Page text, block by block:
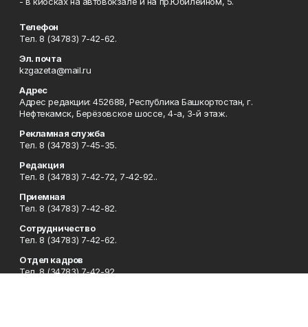
Телефон
Тел. 8 (34783) 7-42-62.
Эл. почта
kzgazeta@mail.ru
Адрес
Адрес редакции: 452688, Республика Башкортостан, г.
Нефтекамск, Берёзовское шоссе, 4-а, 3-й этаж.
Рекламная служба
Тел. 8 (34783) 7-45-35.
Редакция
Тел. 8 (34783) 7-42-72, 7-42-92..
Приемная
Тел. 8 (34783) 7-42-82.
Сотрудничество
Тел. 8 (34783) 7-42-62.
Отдел кадров
Тел. 8 (34783) 7-42-92.